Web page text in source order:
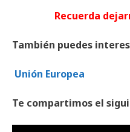
Recuerda
También puedes
Unión Europea
Te compartimos el